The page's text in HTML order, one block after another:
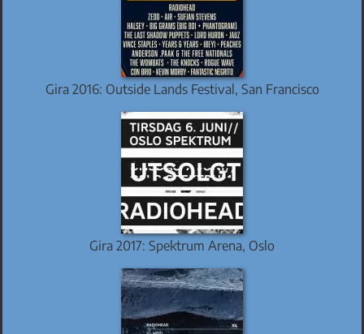
Gira 2016: Outside Lands Festival, San Francisco
Gira 2017: Spektrum Arena, Oslo